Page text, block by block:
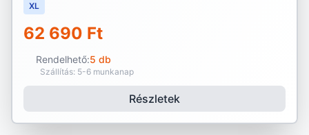
XL
62 690 Ft
Rendelhető:5 db
Szállítás: 5-6 munkanap
Részletek